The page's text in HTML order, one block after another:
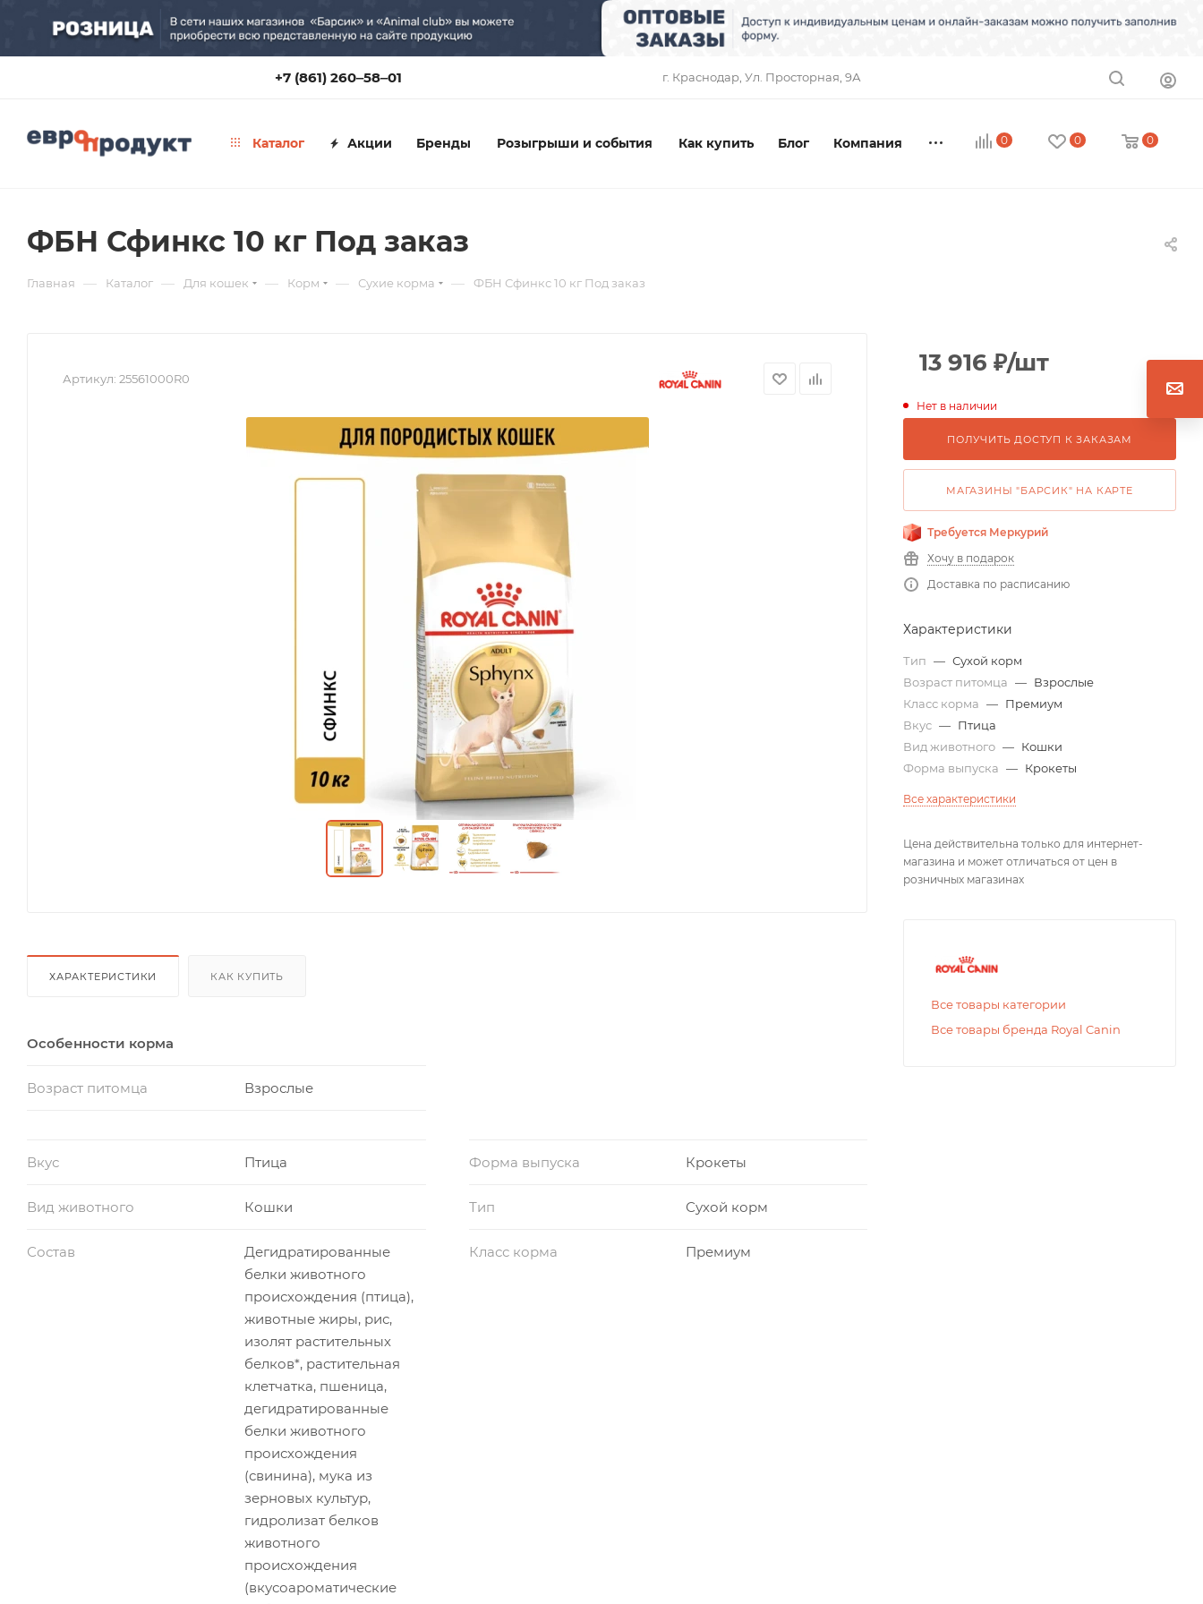
+7 (861) 260‒58‒01 г. Краснодар, ​Ул. Просторная, 9А
0 0 0
Каталог Акции Бренды Розыгрыши и события Как купить Блог Компания
ФБН Сфинкс 10 кг Под заказ
Главная — Каталог — Для кошек — Корм — Сухие корма — ФБН Сфинкс 10 кг Под заказ
Артикул: 25561000R0
ХАРАКТЕРИСТИКИ КАК КУПИТЬ
Особенности корма
Возраст питомца Взрослые
Вкус Птица Форма выпуска Крокеты
Вид животного Кошки Тип Сухой корм
Состав
Дегидратированные
белки животного
происхождения (птица),
животные жиры, рис,
изолят растительных
белков*, растительная
клетчатка, пшеница,
дегидратированные
белки животного
происхождения
(свинина), мука из
зерновых культур,
гидролизат белков
животного
происхождения
(вкусоароматические
Класс корма Премиум
13 916 ₽/шт
Нет в наличии
ПОЛУЧИТЬ ДОСТУП К ЗАКАЗАМ
МАГАЗИНЫ "БАРСИК" НА КАРТЕ
Требуется Меркурий
Хочу в подарок
Доставка по расписанию
Характеристики
Тип — Сухой корм
Возраст питомца — Взрослые
Класс корма — Премиум
Вкус — Птица
Вид животного — Кошки
Форма выпуска — Крокеты
Все характеристики
Цена действительна только для интернет-
магазина и может отличаться от цен в
розничных магазинах
Все товары категории
Все товары бренда Royal Canin